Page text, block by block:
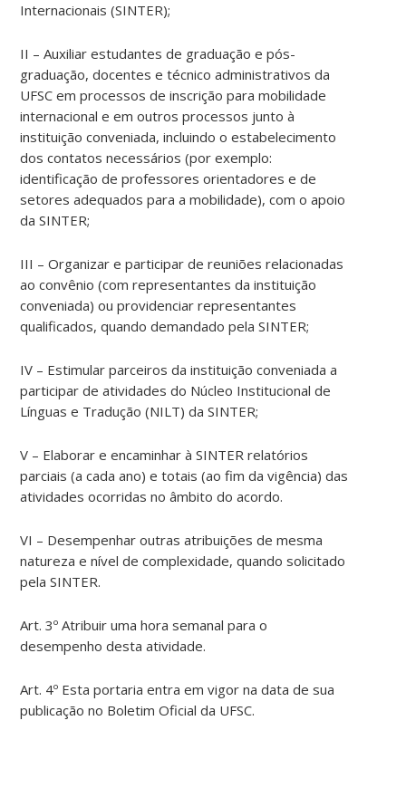
Internacionais (SINTER);
II – Auxiliar estudantes de graduação e pós-
graduação, docentes e técnico administrativos da
UFSC em processos de inscrição para mobilidade
internacional e em outros processos junto à
instituição conveniada, incluindo o estabelecimento
dos contatos necessários (por exemplo:
identificação de professores orientadores e de
setores adequados para a mobilidade), com o apoio
da SINTER;
III – Organizar e participar de reuniões relacionadas
ao convênio (com representantes da instituição
conveniada) ou providenciar representantes
qualificados, quando demandado pela SINTER;
IV – Estimular parceiros da instituição conveniada a
participar de atividades do Núcleo Institucional de
Línguas e Tradução (NILT) da SINTER;
V – Elaborar e encaminhar à SINTER relatórios
parciais (a cada ano) e totais (ao fim da vigência) das
atividades ocorridas no âmbito do acordo.
VI – Desempenhar outras atribuições de mesma
natureza e nível de complexidade, quando solicitado
pela SINTER.
Art. 3º Atribuir uma hora semanal para o
desempenho desta atividade.
Art. 4º Esta portaria entra em vigor na data de sua
publicação no Boletim Oficial da UFSC.